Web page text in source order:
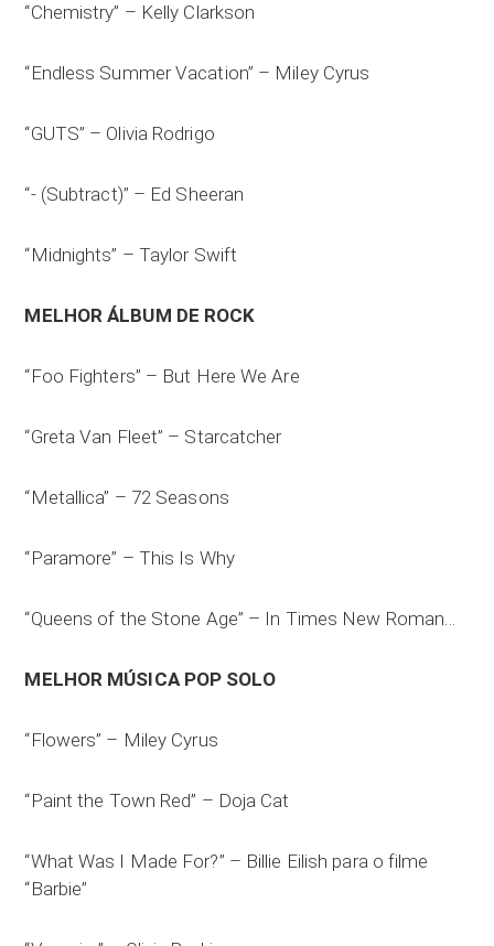
“Chemistry” – Kelly Clarkson
“Endless Summer Vacation” – Miley Cyrus
“GUTS” – Olivia Rodrigo
“- (Subtract)” – Ed Sheeran
“Midnights” – Taylor Swift
MELHOR ÁLBUM DE ROCK
“Foo Fighters” – But Here We Are
“Greta Van Fleet” – Starcatcher
“Metallica” – 72 Seasons
“Paramore” – This Is Why
“Queens of the Stone Age” – In Times New Roman…
MELHOR MÚSICA POP SOLO
“Flowers” – Miley Cyrus
“Paint the Town Red” – Doja Cat
“What Was I Made For?” – Billie Eilish para o filme
“Barbie”